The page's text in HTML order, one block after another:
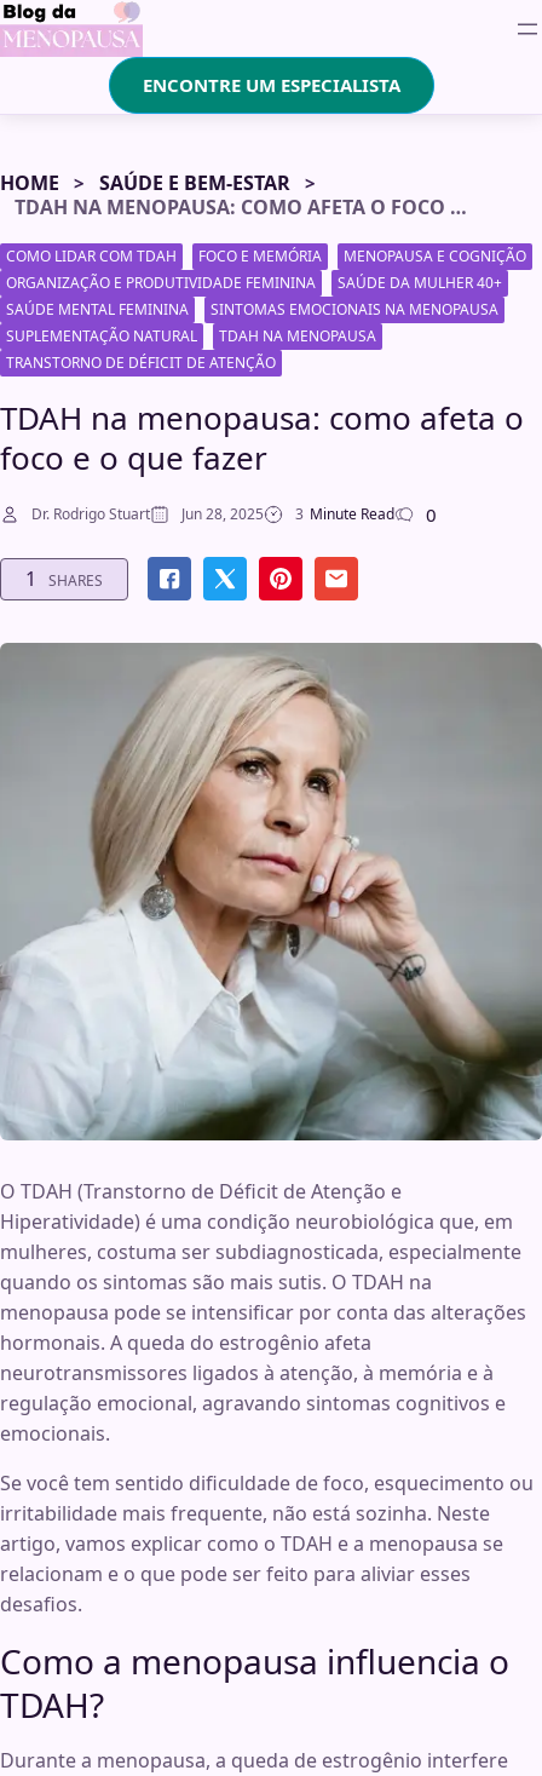
ENCONTRE UM ESPECIALISTA
HOME
SAÚDE E BEM-ESTAR
TDAH NA MENOPAUSA: COMO AFETA O FOCO E O QUE FAZER
COMO LIDAR COM TDAH FOCO E MEMÓRIA
MENOPAUSA E COGNIÇÃO
ORGANIZAÇÃO E PRODUTIVIDADE FEMININA
SAÚDE DA MULHER 40+
SAÚDE MENTAL FEMININA
SINTOMAS EMOCIONAIS NA MENOPAUSA
SUPLEMENTAÇÃO NATURAL
TDAH NA MENOPAUSA
TRANSTORNO DE DÉFICIT DE ATENÇÃO
TDAH na menopausa: como afeta o
foco e o que fazer
Dr. Rodrigo Stuart Jun 28, 2025 3 Minute Read 0
1 SHARES
O TDAH (Transtorno de Déficit de Atenção e
Hiperatividade) é uma condição neurobiológica que, em
mulheres, costuma ser subdiagnosticada, especialmente
quando os sintomas são mais sutis. O TDAH na
menopausa pode se intensificar por conta das alterações
hormonais. A queda do estrogênio afeta
neurotransmissores ligados à atenção, à memória e à
regulação emocional, agravando sintomas cognitivos e
emocionais.
Se você tem sentido dificuldade de foco, esquecimento ou
irritabilidade mais frequente, não está sozinha. Neste
artigo, vamos explicar como o TDAH e a menopausa se
relacionam e o que pode ser feito para aliviar esses
desafios.
Como a menopausa influencia o
TDAH?
Durante a menopausa, a queda de estrogênio interfere